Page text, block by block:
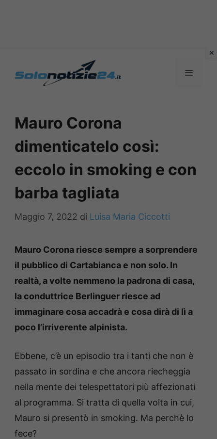
MENU
Mauro Corona
dimenticatelo così:
eccolo in smoking e con
barba tagliata
Maggio 7, 2022 di Luisa Maria Ciccotti
Mauro Corona riesce sempre a sorprendere
il pubblico di Cartabianca e non solo. In
realtà, a volte nemmeno la padrona di casa,
la conduttrice Berlinguer riesce ad
immaginare cosa accadrà e cosa dirà di lì a
poco l’irriverente alpinista.
Ebbene, c’è un episodio tra i tanti che non è
passato in sordina e che ancora riecheggia
nella mente dei telespettatori più affezionati
al programma. Si tratta di quella volta in cui,
Mauro si presentò in smoking. Ma perchè lo
fece?